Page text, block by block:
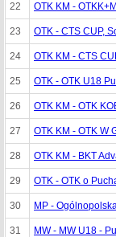
22 OTK KM -
23 OTK - CTS CUP,
24 OTK KM - CTS
25 OTK - OTK U18
26 OTK KM - OTK
27 OTK KM - OTK W
28 OTK KM - BKT
29 OTK - OTK o
30 MP -
31 MW - MW U18 -